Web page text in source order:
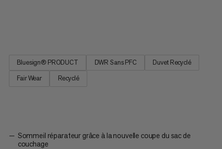
Bluesign® PRODUCT DWR Sans PFC
Duvet Recyclé
Fair Wear
Recyclé
Sommeil réparateur grâce à la nouvelle coupe du sac de
couchage